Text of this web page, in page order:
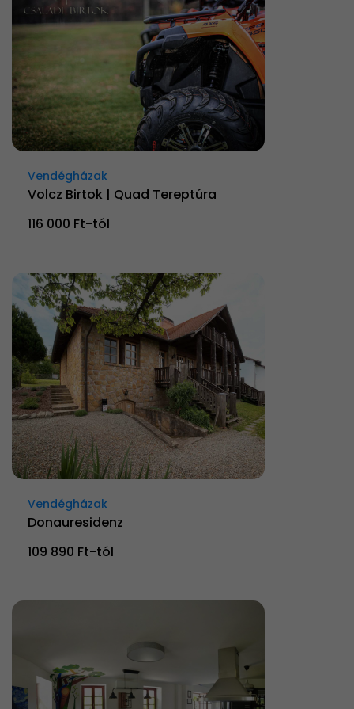
Vendégházak
Volcz Birtok | Quad Tereptúra
116 000 Ft-tól
Vendégházak
Donauresidenz
109 890 Ft-tól